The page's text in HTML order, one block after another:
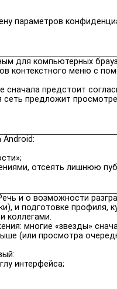
параметров
для компьютерных
контекстного меню с
сначала предстоит
предложит
Android:
отсеять лишнюю
и о возможности
и подготовке профиля,
коллегами.
многие «звезды»
(или просмотра
интерфейса;